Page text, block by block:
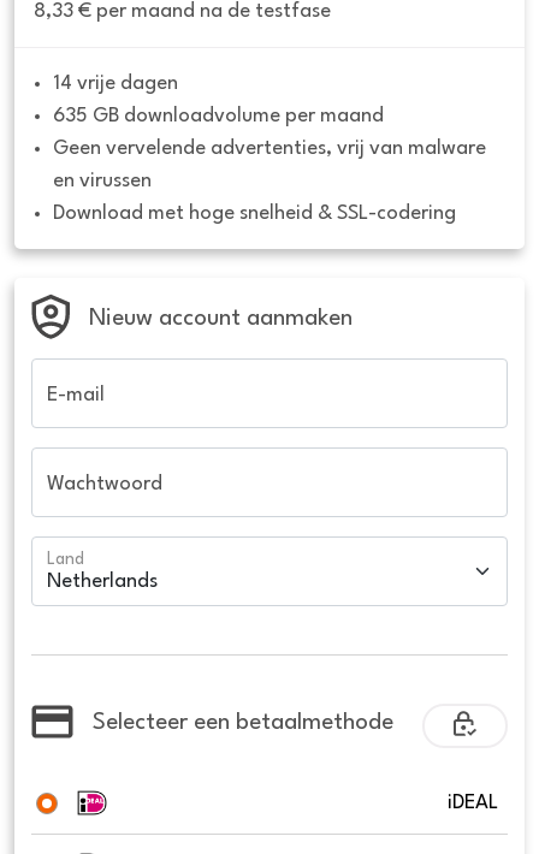
8,33 € per maand na de testfase
14 vrije dagen
635 GB downloadvolume per maand
Geen vervelende advertenties, vrij van malware
en virussen
Download met hoge snelheid & SSL-codering
Nieuw account aanmaken
E-mail
Wachtwoord
Land
Selecteer een betaalmethode
iDEAL